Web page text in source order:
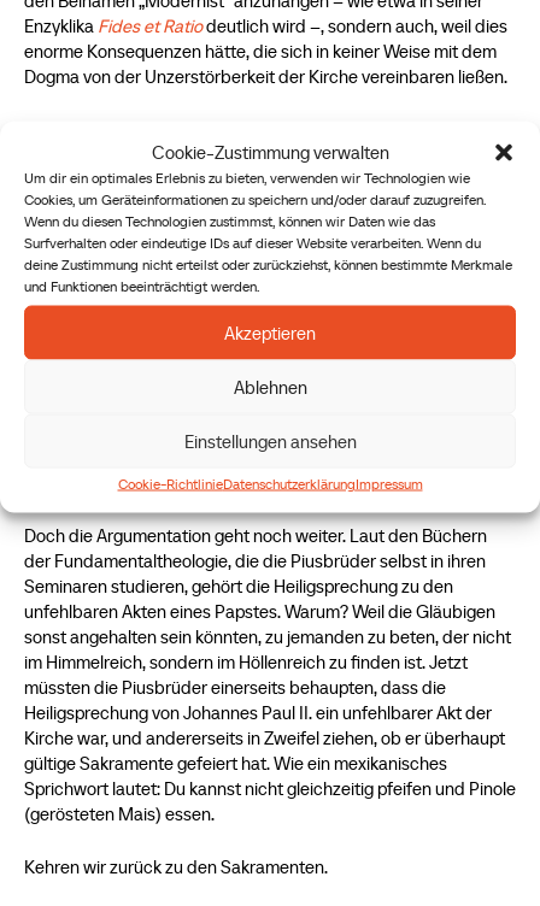
Cookie-Zustimmung verwalten
Um dir ein optimales Erlebnis zu bieten, verwenden wir Technologien wie
Cookies, um Geräteinformationen zu speichern und/oder darauf zuzugreifen.
Wenn du diesen Technologien zustimmst, können wir Daten wie das
Surfverhalten oder eindeutige IDs auf dieser Website verarbeiten. Wenn du
deine Zustimmung nicht erteilst oder zurückziehst, können bestimmte Merkmale
und Funktionen beeinträchtigt werden.
Akzeptieren
Ablehnen
Einstellungen ansehen
Cookie-RichtlinieDatenschutzerklärungImpressum
Enzyklika Fides et Ratiodeutlich wird –, sondern auch, weil dies
enorme Konsequenzen hätte, die sich in keiner Weise mit dem
Dogma von der Unzerstörberkeit der Kirche vereinbaren ließen.
zahlreiche Bischöfe (insgesamt 321) geweiht. Viele von ihnen
wurden Kardinäle, die später einen Papst gewählt haben. Wenn
seine Priester- und Bischofsweihen also nicht gültig gewesen
wären, dann wäre es fraglich, ob in großen Teilen der Kirche
noch von wirklicher apostolischer Sukzession die Rede sein
kann. (Dabei geht es um das Prinzip der Apostolizität: Die Kirche
hält daran fest, dass jeder Bischof durch eine ununterbrochene
Kette von Bischofsweihen bis zu einem Apostel zurückzuführen
ist.) Zudem wäre dann zweifelhaft, ob der gegenwärtige Papst
rechtmäßig ist und ob es überhaupt möglich wäre, einen
Weihen von Priestern und Bischöfen, die diese Personen
gefeiert haben, wären in der Folge ungültig, sprich, sie hätten
überhaupt nicht stattgefunden.
Doch die Argumentation geht noch weiter. Laut den Büchern
der Fundamentaltheologie, die die Piusbrüder selbst in ihren
Seminaren studieren, gehört die Heiligsprechung zu den
unfehlbaren Akten eines Papstes. Warum? Weil die Gläubigen
sonst angehalten sein könnten, zu jemanden zu beten, der nicht
im Himmelreich, sondern im Höllenreich zu finden ist. Jetzt
müssten die Piusbrüder einerseits behaupten, dass die
Heiligsprechung von Johannes Paul II. ein unfehlbarer Akt der
Kirche war, und andererseits in Zweifel ziehen, ob er überhaupt
gültige Sakramente gefeiert hat. Wie ein mexikanisches
Sprichwort lautet: Du kannst nicht gleichzeitig pfeifen und Pinole
(gerösteten Mais) essen.
Kehren wir zurück zu den Sakramenten.